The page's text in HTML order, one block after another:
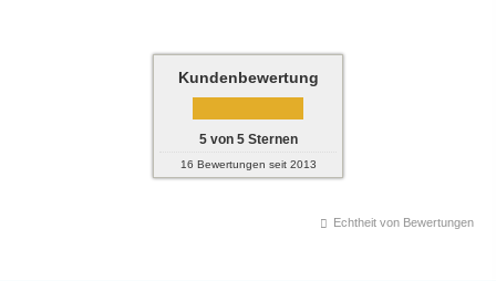
Kundenbewertung
5von 5Sternen
16 Bewertungen seit 2013
Echtheit von Bewertungen